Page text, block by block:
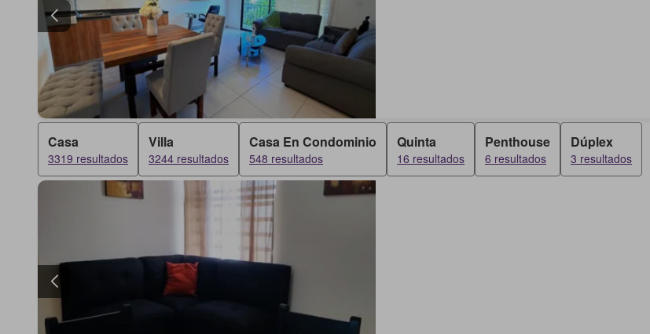
Casa
3319 resultados
Villa
3244 resultados
Casa En Condominio
548 resultados
Quinta
16 resultados
Penthouse
6 resultados
Dúplex
3 resultados